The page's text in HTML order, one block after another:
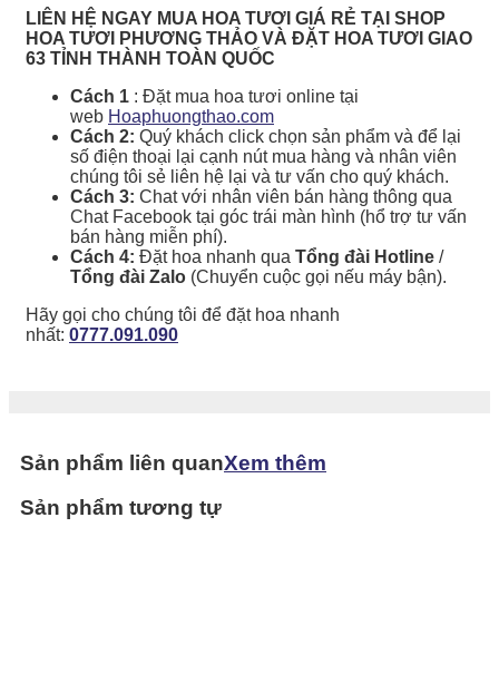
LIÊN HỆ NGAY MUA HOA TƯƠI GIÁ RẺ TẠI SHOP
HOA TƯƠI PHƯƠNG THẢO VÀ ĐẶT HOA TƯƠI GIAO
63 TỈNH THÀNH TOÀN QUỐC
Cách 1 : Đặt mua hoa tươi online tại
web Hoaphuongthao.com
Cách 2: Quý khách click chọn sản phẩm và để lại
số điện thoại lại cạnh nút mua hàng và nhân viên
chúng tôi sẻ liên hệ lại và tư vấn cho quý khách.
Cách 3: Chat với nhân viên bán hàng thông qua
Chat Facebook tại góc trái màn hình (hổ trợ tư vấn
bán hàng miễn phí).
Cách 4: Đặt hoa nhanh qua Tổng đài Hotline /
Tổng đài Zalo (Chuyển cuộc gọi nếu máy bận).
Hãy gọi cho chúng tôi để đặt hoa nhanh
nhất: 0777.091.090
Sản phẩm liên quanXem thêm
Sản phẩm tương tự